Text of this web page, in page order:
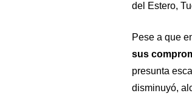
del Estero,
Pese a que
sus
presunta
disminuyó,